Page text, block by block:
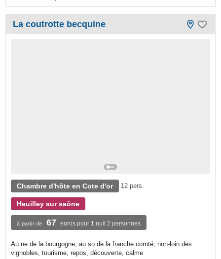
La coutrotte becquine
Chambre d'hôte en Cote d'or 12 pers.
Heuilley sur saône
à partir de 67 euros pour 1 nuit 2 personnes
Au ne de la bourgogne, au so de la franche comté, non-loin des
vignobles, tourisme, repos, découverte, calme